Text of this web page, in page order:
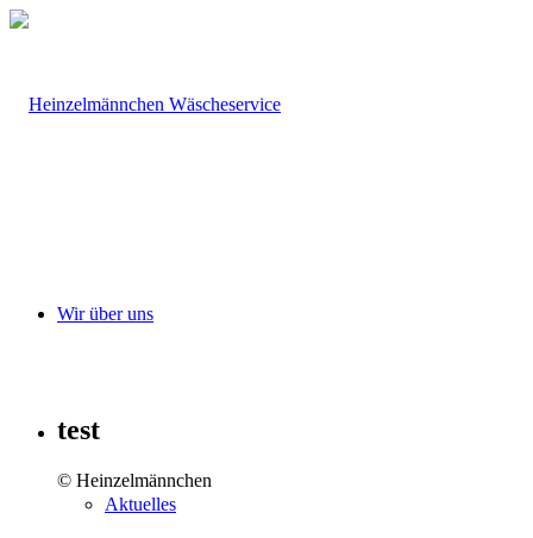
Wir über uns
Aktuelles
test
© Heinzelmännchen